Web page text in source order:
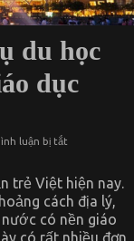
du học
dục
luận bị tắt
nên
chọn
dịch
vụ
du
trẻ Việt hiện nay.
cách địa lý,
có nền giáo
có rất nhiều đơn